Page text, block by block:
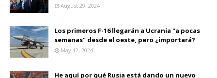
August 29, 2024
Los primeros F-16 llegarán a Ucrania "a pocas
semanas" desde el oeste, pero ¿importará?
May 12, 2024
He aquí por qué Rusia está dando un nuevo